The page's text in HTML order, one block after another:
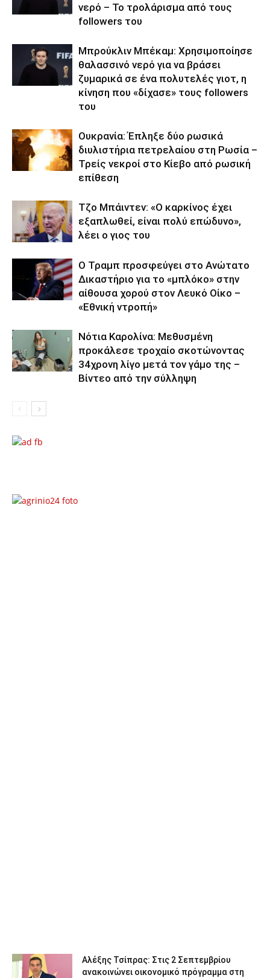
νερό – Το τρολάρισμα από τους
followers του
Μπρούκλιν Μπέκαμ: Χρησιμοποίησε
θαλασσινό νερό για να βράσει
ζυμαρικά σε ένα πολυτελές γιοτ, η
κίνηση που «δίχασε» τους followers
του
Ουκρανία: Έπληξε δύο ρωσικά
διυλιστήρια πετρελαίου στη Ρωσία –
Τρείς νεκροί στο Κίεβο από ρωσική
επίθεση
Τζο Μπάιντεν: «Ο καρκίνος έχει
εξαπλωθεί, είναι πολύ επώδυνο»,
λέει ο γιος του
Ο Τραμπ προσφεύγει στο Ανώτατο
Δικαστήριο για το «μπλόκο» στην
αίθουσα χορού στον Λευκό Οίκο –
«Εθνική ντροπή»
Νότια Καρολίνα: Μεθυσμένη
προκάλεσε τροχαίο σκοτώνοντας
34χρονη λίγο μετά τον γάμο της –
Βίντεο από την σύλληψη
Αλέξης Τσίπρας: Στις 2 Σεπτεμβρίου
ανακοινώνει οικονομικό πρόγραμμα στη